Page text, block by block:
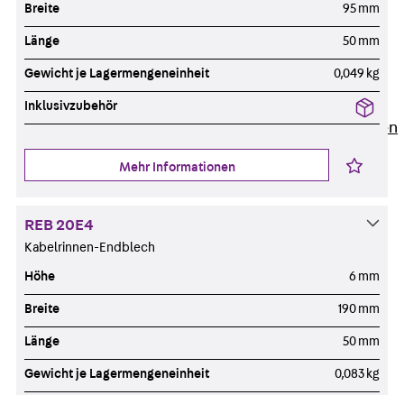
Newsletter
Presse
Karriere
Stellenausschreibungen
Unsere Standorte
Benefits
Breite 95 mm
Länge 50 mm
Gewicht je Lagermengeneinheit 0,049 kg
Inklusivzubehör
Mehr Informationen
REB 20E4
Kabelrinnen-Endblech
Höhe 6 mm
Breite 190 mm
Länge 50 mm
Gewicht je Lagermengeneinheit 0,083 kg